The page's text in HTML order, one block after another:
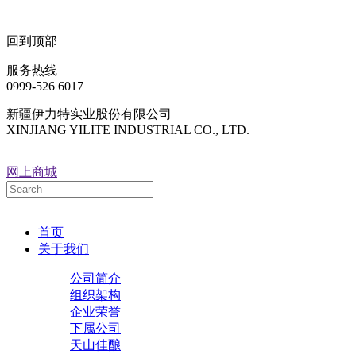
回到顶部
服务热线
0999-526 6017
新疆伊力特实业股份有限公司
XINJIANG YILITE INDUSTRIAL CO., LTD.
网上商城
首页
关于我们
公司简介
组织架构
企业荣誉
下属公司
天山佳酿